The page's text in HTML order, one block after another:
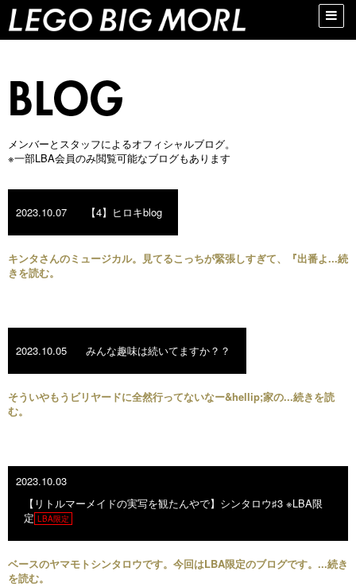
Toggle
メンバーとスタッフによるオフィシャルブログ。
※一部LBA会員のみ閲覧可能なブログもあります
2023.10.07 【4】ヒロキblog
キンタさんのミュージカル。見てるこっちが緊張しすぎて、『出番よ...続
きを読む。
2023.10.05 みんな趣味は続いてますか？？
そういやもうビリヤードに全然行ってないなー&hellip;家の...続きを読
む。
2023.10.03
【リトルマーメイドの実写を観たんやで】シンタロウ♯3 ※LBA限
定 LBA限定
ベースのヤマモトシンタロウです。今回はLBA限定のブログです。...続き
を読む。